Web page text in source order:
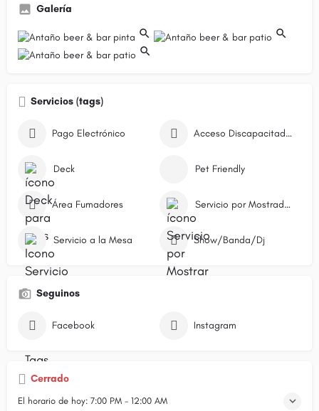
Galería
Servicios (tags)
Pago Electrónico Acceso Discapacitados
Deck Pet Friendly
Área Fumadores Servicio por Mostrador/Caja
Servicio a la Mesa Show/Banda/Dj
Seguinos
Facebook Instagram
Cerrado
El horario de hoy: 7:00 PM - 12:00 AM